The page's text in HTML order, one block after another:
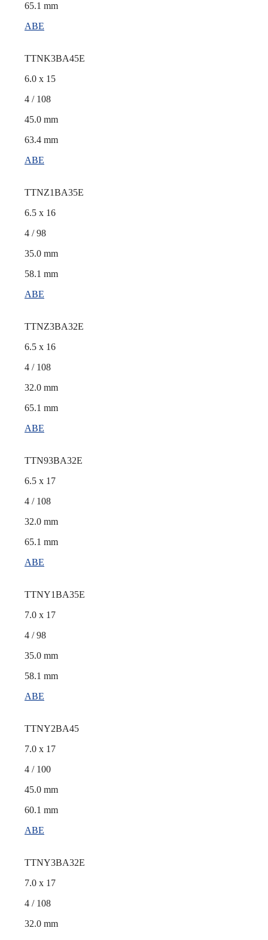
65.1 mm
ABE
TTNK3BA45E
6.0 x 15
4 / 108
45.0 mm
63.4 mm
ABE
TTNZ1BA35E
6.5 x 16
4 / 98
35.0 mm
58.1 mm
ABE
TTNZ3BA32E
6.5 x 16
4 / 108
32.0 mm
65.1 mm
ABE
TTN93BA32E
6.5 x 17
4 / 108
32.0 mm
65.1 mm
ABE
TTNY1BA35E
7.0 x 17
4 / 98
35.0 mm
58.1 mm
ABE
TTNY2BA45
7.0 x 17
4 / 100
45.0 mm
60.1 mm
ABE
TTNY3BA32E
7.0 x 17
4 / 108
32.0 mm